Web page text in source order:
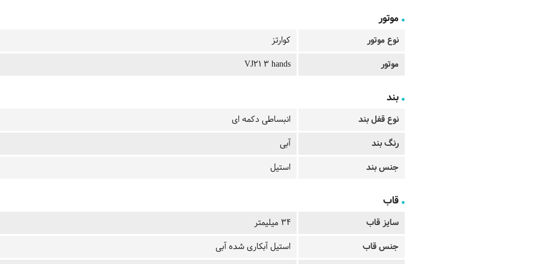
موتور
نوع موتور
کوارتز
موتور
VJ21 3 hands
بند
نوع قفل بند
انبساطی دکمه ای
رنگ بند
آبی
جنس بند
استیل
قاب
سایز قاب
34 میلیمتر
جنس قاب
استیل آبکاری شده آبی